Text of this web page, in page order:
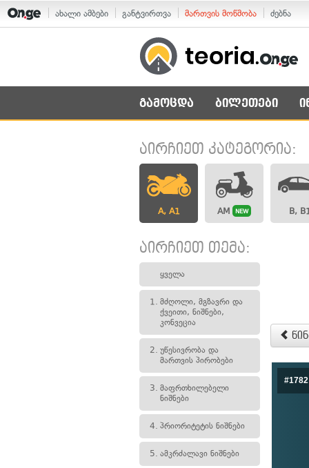
ახალი ამბები განტვირთვა მართვის მოწმობა ძებნა
გამოცდა ბილეთები
აირჩიეთ კატეგორია:
A, A1 AM NEW B,
აირჩიეთ თემა:
ყველა
1. მძღოლი, მგზავრი და
ქვეითი, ნიშნები,
კონვეცია
2. უწესივრობა და
მართვის პირობები
3. მაფრთხილებელი
ნიშნები
4. პრიორიტეტის ნიშნები
5. ამკრძალავი ნიშნები
#1782